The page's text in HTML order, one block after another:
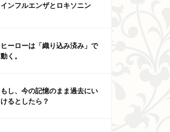
インフルエンザとロキソニン
ヒーローは「織り込み済み」で
動く。
もし、今の記憶のまま過去にい
けるとしたら？